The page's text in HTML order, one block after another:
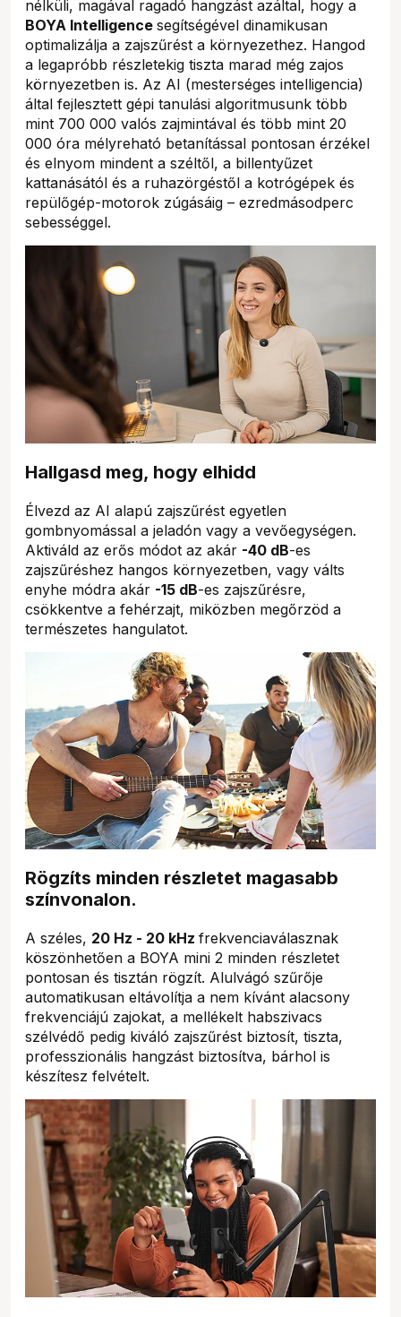
nélküli, magával ragadó hangzást azáltal, hogy a
BOYA Intelligence segítségével dinamikusan
optimalizálja a zajszűrést a környezethez. Hangod
a legapróbb részletekig tiszta marad még zajos
környezetben is. Az AI (mesterséges intelligencia)
által fejlesztett gépi tanulási algoritmusunk több
mint 700 000 valós zajmintával és több mint 20
000 óra mélyreható betanítással pontosan érzékel
és elnyom mindent a széltől, a billentyűzet
kattanásától és a ruhazörgéstől a kotrógépek és
repülőgép-motorok zúgásáig – ezredmásodperc
sebességgel.
Hallgasd meg, hogy elhidd
Élvezd az AI alapú zajszűrést egyetlen
gombnyomással a jeladón vagy a vevőegységen.
Aktiváld az erős módot az akár -40 dB-es
zajszűréshez hangos környezetben, vagy válts
enyhe módra akár -15 dB-es zajszűrésre,
csökkentve a fehérzajt, miközben megőrzöd a
természetes hangulatot.
Rögzíts minden részletet magasabb
színvonalon.
A széles, 20 Hz - 20 kHz frekvenciaválasznak
köszönhetően a BOYA mini 2 minden részletet
pontosan és tisztán rögzít. Alulvágó szűrője
automatikusan eltávolítja a nem kívánt alacsony
frekvenciájú zajokat, a mellékelt habszivacs
szélvédő pedig kiváló zajszűrést biztosít, tiszta,
professzionális hangzást biztosítva, bárhol is
készítesz felvételt.